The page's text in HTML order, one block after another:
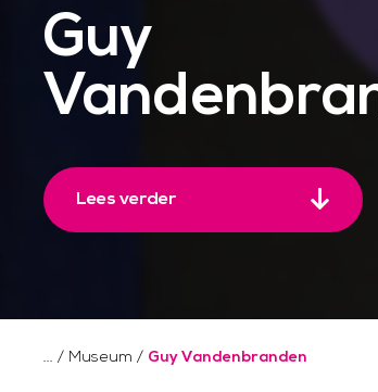
Guy
Lees verder
/ Museum / Guy Vandenbranden